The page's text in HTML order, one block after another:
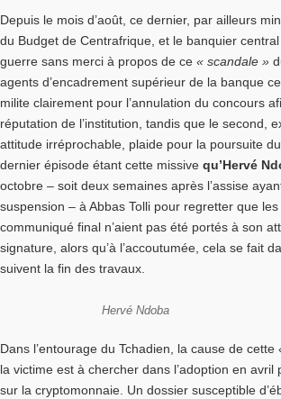
Depuis le mois d’août, ce dernier, par ailleurs
du Budget de Centrafrique, et le banquier
guerre sans merci à propos de ce « scandale »
agents d’encadrement supérieur de la banque
milite clairement pour l’annulation du concours
réputation de l’institution, tandis que le second,
attitude irréprochable, plaide pour la poursuite
dernier épisode étant cette missive qu’Hervé
octobre – soit deux semaines après l’assise
suspension – à Abbas Tolli pour regretter que
communiqué final n’aient pas été portés à son
signature, alors qu’à l’accoutumée, cela se fait
suivent la fin des travaux.
Hervé Ndoba
Dans l’entourage du Tchadien, la cause de cette
la victime est à chercher dans l’adoption en avril
sur la cryptomonnaie. Un dossier susceptible